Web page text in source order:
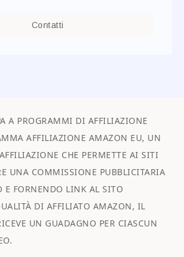
Contatti
A PROGRAMMI DI AFFILIAZIONE
AFFILIAZIONE AMAZON EU, UN
CHE PERMETTE AI SITI
UNA COMMISSIONE PUBBLICITARIA
E FORNENDO LINK AL SITO
DI AFFILIATO AMAZON, IL
UN GUADAGNO PER CIASCUN